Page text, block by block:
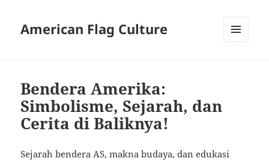
American Flag Culture
Bendera Amerika:
Simbolisme, Sejarah, dan
Cerita di Baliknya!
Sejarah bendera AS, makna budaya, dan edukasi